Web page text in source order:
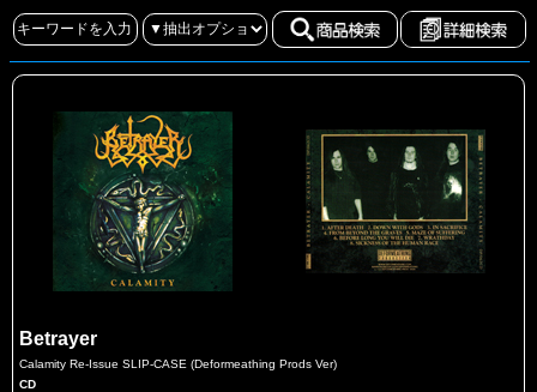
Betrayer
Calamity Re-Issue SLIP-CASE (Deformeathing Prods Ver)
CD